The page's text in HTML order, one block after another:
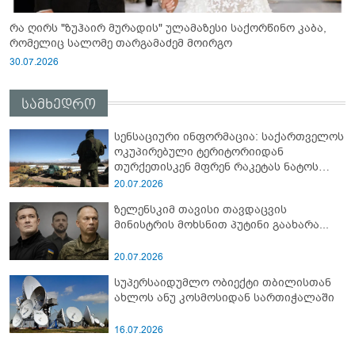
რა ღირს "ზუჰაირ მურადის" ულამაზესი საქორწინო კაბა,
რომელიც სალომე თარგამაძემ მოირგო
30.07.2026
სამხედრო
სენსაციური ინფორმაცია: საქართველოს
ოკუპირებული ტერიტორიიდან
თურქეთისკენ მფრენ რაკეტას ნატოს
სამიტი კინაღამ ჩაუშლია
20.07.2026
ზელენსკიმ თავისი თავდაცვის
მინისტრის მოხსნით პუტინი გაახარა...
20.07.2026
სუპერსაიდუმლო ობიექტი თბილისთან
ახლოს ანუ კოსმოსიდან სართიჭალაში
16.07.2026